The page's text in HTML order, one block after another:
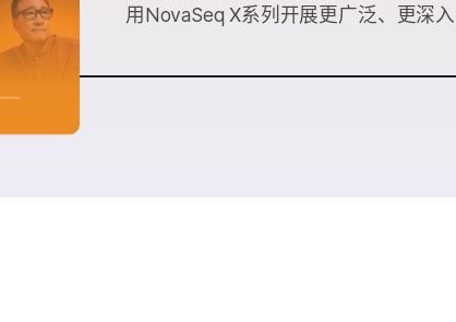
用NovaSeq X系列开展更广泛、更深